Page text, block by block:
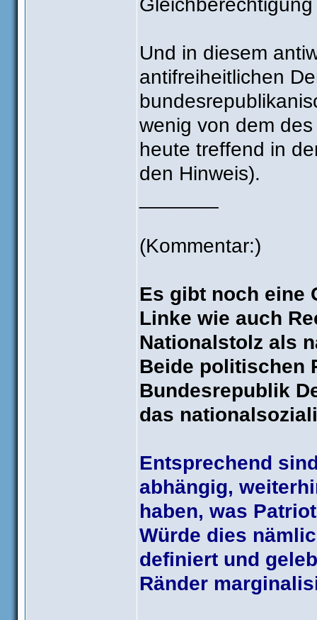
Und in diesem
antifreiheitlichen
wenig von dem
heute treffend in
den Hinweis).
(Kommentar:)
Es gibt noch eine
Linke wie auch
Nationalstolz als
Beide politischen
Bundesrepublik
das
Entsprechend
abhängig,
haben, was
Würde dies
definiert und
Ränder